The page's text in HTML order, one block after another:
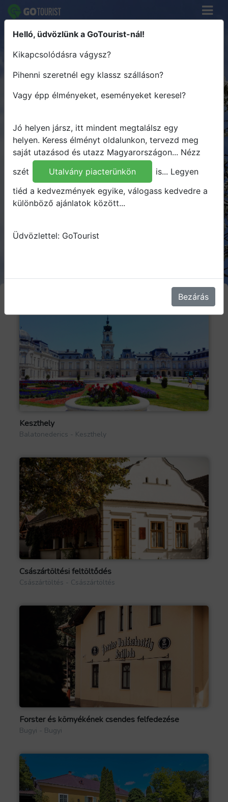
Helló, üdvözlünk a GoTourist-nál!
Kikapcsolódásra vágysz?
Pihenni szeretnél egy klassz szálláson?
Vagy épp élményeket, eseményeket keresel?
Jó helyen jársz, itt mindent megtalálsz egy
helyen. Keress élményt oldalunkon, tervezd meg
saját utazásod és utazz Magyarországon... Nézz
szét
Utalvány piacterünkön is... Legyen
tiéd a kedvezmények egyike, válogass kedvedre a
különböző ajánlatok között...
Üdvözlettel: GoTourist
Bezárás
Keress élményt - Tervezz útvonalat
- Utazz Magyarországon
Hova
Bármit
Keresés
Keszthely
Balatonederics - Keszthely
Császártöltési feltöltődés
Császártöltés - Császártöltés
Forster és környékének csendes felfedezése
Bugyi - Bugyi